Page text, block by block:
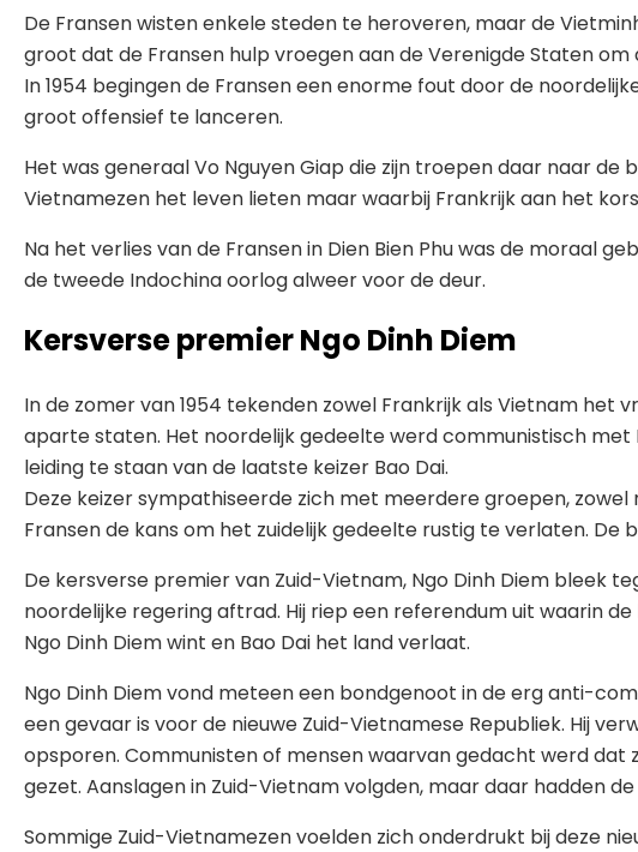
De Fransen wisten enkele steden te heroveren, maar de
groot dat de Fransen hulp vroegen aan de Verenigde Staten
In 1954 begingen de Fransen een enorme fout door de
groot offensief te lanceren.
Het was generaal Vo Nguyen Giap die zijn troepen daar naar de
Vietnamezen het leven lieten maar waarbij Frankrijk aan het
Na het verlies van de Fransen in Dien Bien Phu was de moraal
de tweede Indochina oorlog alweer voor de deur.
Kersverse premier Ngo Dinh Diem
In de zomer van 1954 tekenden zowel Frankrijk als Vietnam
aparte staten. Het noordelijk gedeelte werd communistisch met
leiding te staan van de laatste keizer Bao Dai.
Deze keizer sympathiseerde zich met meerdere groepen,
Fransen de kans om het zuidelijk gedeelte rustig te verlaten.
De kersverse premier van Zuid-Vietnam, Ngo Dinh Diem bleek
noordelijke regering aftrad. Hij riep een referendum uit waarin
Ngo Dinh Diem wint en Bao Dai het land verlaat.
Ngo Dinh Diem vond meteen een bondgenoot in de erg anti-
een gevaar is voor de nieuwe Zuid-Vietnamese Republiek. Hij
opsporen. Communisten of mensen waarvan gedacht werd
gezet. Aanslagen in Zuid-Vietnam volgden, maar daar hadden
Sommige Zuid-Vietnamezen voelden zich onderdrukt bij deze